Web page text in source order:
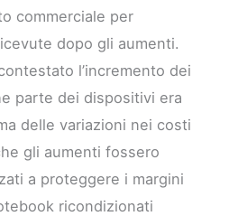
commerciale per
dopo gli aumenti.
l’incremento dei
parte dei dispositivi era
delle variazioni nei costi
gli aumenti fossero
a proteggere i margini
ricondizionati